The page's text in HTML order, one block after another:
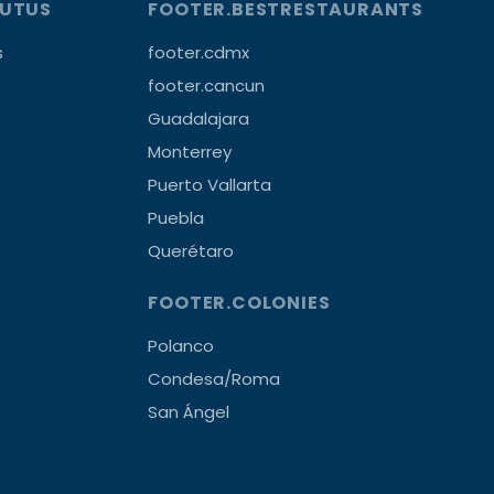
FOOTER.BESTRESTAURANTS
footer.cdmx
footer.cancun
Guadalajara
Monterrey
Puerto Vallarta
Puebla
Querétaro
FOOTER.COLONIES
Polanco
Condesa/Roma
San Ángel